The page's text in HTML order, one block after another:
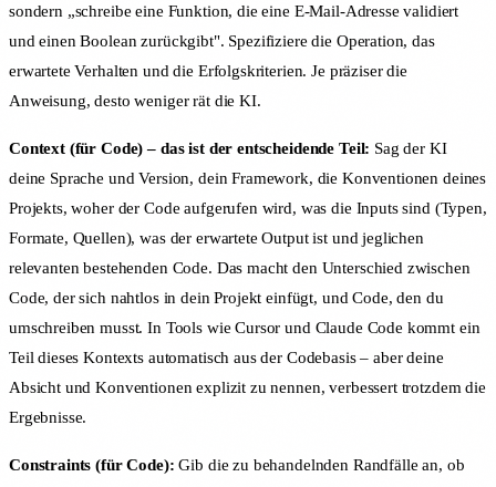
sondern „schreibe eine Funktion, die eine E-Mail-Adresse validiert
und einen Boolean zurückgibt". Spezifiziere die Operation, das
erwartete Verhalten und die Erfolgskriterien. Je präziser die
Anweisung, desto weniger rät die KI.
Context (für Code) – das ist der entscheidende Teil: Sag der KI
deine Sprache und Version, dein Framework, die Konventionen deines
Projekts, woher der Code aufgerufen wird, was die Inputs sind (Typen,
Formate, Quellen), was der erwartete Output ist und jeglichen
relevanten bestehenden Code. Das macht den Unterschied zwischen
Code, der sich nahtlos in dein Projekt einfügt, und Code, den du
umschreiben musst. In Tools wie Cursor und Claude Code kommt ein
Teil dieses Kontexts automatisch aus der Codebasis – aber deine
Absicht und Konventionen explizit zu nennen, verbessert trotzdem die
Ergebnisse.
Constraints (für Code): Gib die zu behandelnden Randfälle an, ob